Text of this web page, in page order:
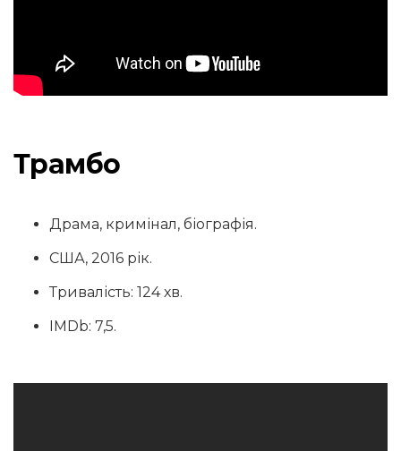
Трамбо
Драма, кримінал, біографія.
США, 2016 рік.
Тривалість: 124 хв.
IMDb: 7,5.